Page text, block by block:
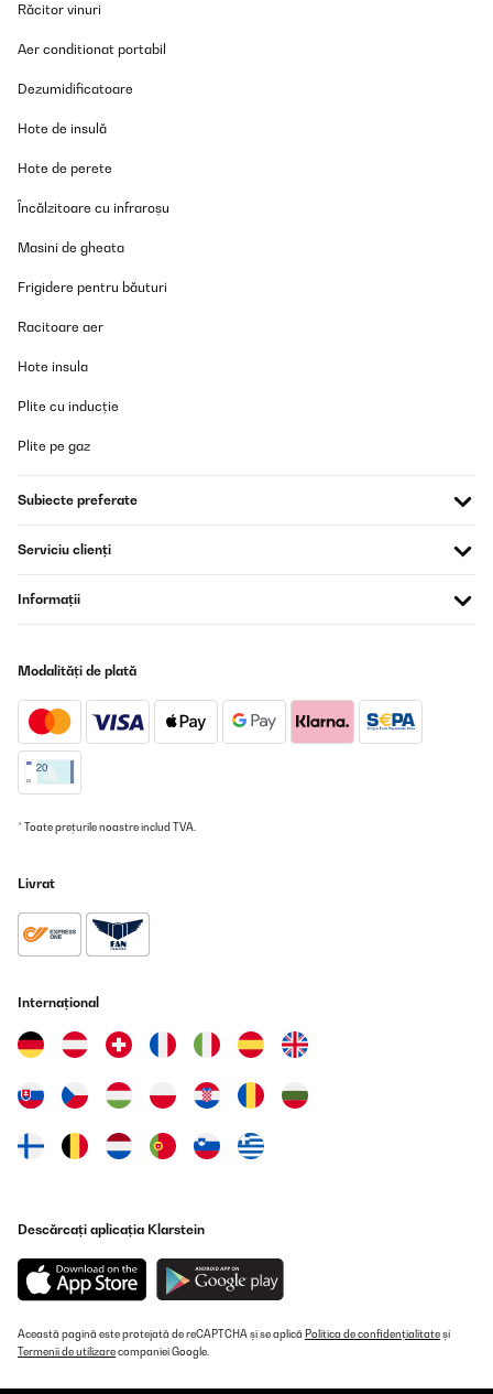
Răcitor vinuri
Aer conditionat portabil
Dezumidificatoare
Hote de insulă
Hote de perete
Încălzitoare cu infraroșu
Masini de gheata
Frigidere pentru băuturi
Racitoare aer
Hote insula
Plite cu inducție
Plite pe gaz
Subiecte preferate
Serviciu clienți
Informații
Modalități de plată
* Toate prețurile noastre includ TVA.
Livrat
Internațional
Descărcați aplicația Klarstein
Această pagină este protejată de reCAPTCHA și se aplică Politica de confidențialitateși
Termenii de utilizarecompaniei Google.